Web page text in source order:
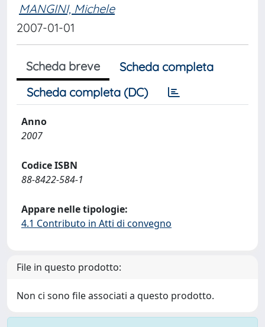
MANGINI, Michele
2007-01-01
Scheda breve
Scheda completa
Scheda completa (DC)
Anno
2007
Codice ISBN
88-8422-584-1
Appare nelle tipologie:
4.1 Contributo in Atti di convegno
File in questo prodotto:
Non ci sono file associati a questo prodotto.